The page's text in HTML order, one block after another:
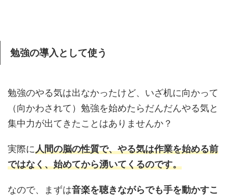
勉強の導入として使う
勉強のやる気は出なかったけど、いざ机に向かって
（向かわされて）勉強を始めたらだんだんやる気と
集中力が出てきたことはありませんか？
実際に人間の脳の性質で、やる気は作業を始める前
ではなく、始めてから湧いてくるのです。
なので、まずは音楽を聴きながらでも手を動かすこ